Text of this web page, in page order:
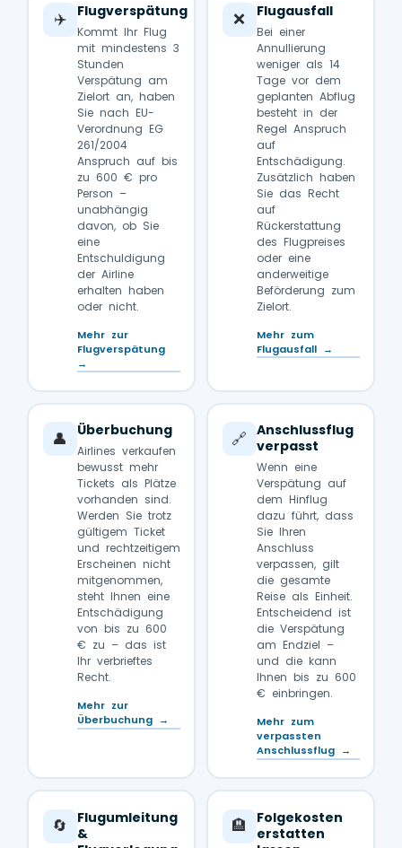
✈️ Flugverspätung
Kommt Ihr Flug
mit mindestens 3
Stunden
Verspätung am
Zielort an, haben
Sie nach EU-
Verordnung EG
261/2004
Anspruch auf bis
zu 600 € pro
Person –
unabhängig
davon, ob Sie
eine
Entschuldigung
der Airline
erhalten haben
oder nicht.
Mehr zur
Flugverspätung
→
❌ Flugausfall
Bei einer
Annullierung
weniger als 14
Tage vor dem
geplanten Abflug
besteht in der
Regel Anspruch
auf
Entschädigung.
Zusätzlich haben
Sie das Recht
auf
Rückerstattung
des Flugpreises
oder eine
anderweitige
Beförderung zum
Zielort.
Mehr zum
Flugausfall →
👤 Überbuchung
Airlines verkaufen
bewusst mehr
Tickets als Plätze
vorhanden sind.
Werden Sie trotz
gültigem Ticket
und rechtzeitigem
Erscheinen nicht
mitgenommen,
steht Ihnen eine
Entschädigung
von bis zu 600
€ zu – das ist
Ihr verbrieftes
Recht.
Mehr zur
Überbuchung →
🔗 Anschlussflug
verpasst
Wenn eine
Verspätung auf
dem Hinflug
dazu führt, dass
Sie Ihren
Anschluss
verpassen, gilt
die gesamte
Reise als Einheit.
Entscheidend ist
die Verspätung
am Endziel –
und die kann
Ihnen bis zu 600
€ einbringen.
Mehr zum
verpassten
Anschlussflug →
🔄
Flugumleitung
&
🏨
Folgekosten
erstatten